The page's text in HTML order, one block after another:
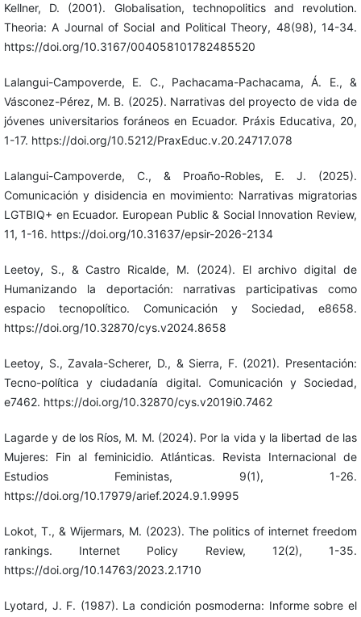
Kellner, D. (2001). Globalisation, technopolitics and revolution.
Theoria: A Journal of Social and Political Theory, 48(98), 14-34.
https://doi.org/10.3167/004058101782485520
Lalangui-Campoverde, E. C., Pachacama-Pachacama, Á. E., &
Vásconez-Pérez, M. B. (2025). Narrativas del proyecto de vida de
jóvenes universitarios foráneos en Ecuador. Práxis Educativa, 20,
1-17. https://doi.org/10.5212/PraxEduc.v.20.24717.078
Lalangui-Campoverde, C., & Proaño-Robles, E. J. (2025).
Comunicación y disidencia en movimiento: Narrativas migratorias
LGTBIQ+ en Ecuador. European Public & Social Innovation Review,
11, 1-16. https://doi.org/10.31637/epsir-2026-2134
Leetoy, S., & Castro Ricalde, M. (2024). El archivo digital de
Humanizando la deportación: narrativas participativas como
espacio tecnopolítico. Comunicación y Sociedad, e8658.
https://doi.org/10.32870/cys.v2024.8658
Leetoy, S., Zavala-Scherer, D., & Sierra, F. (2021). Presentación:
Tecno-política y ciudadanía digital. Comunicación y Sociedad,
e7462. https://doi.org/10.32870/cys.v2019i0.7462
Lagarde y de los Ríos, M. M. (2024). Por la vida y la libertad de las
Mujeres: Fin al feminicidio. Atlánticas. Revista Internacional de
Estudios Feministas, 9(1), 1-26.
https://doi.org/10.17979/arief.2024.9.1.9995
Lokot, T., & Wijermars, M. (2023). The politics of internet freedom
rankings. Internet Policy Review, 12(2), 1-35.
https://doi.org/10.14763/2023.2.1710
Lyotard, J. F. (1987). La condición posmoderna: Informe sobre el